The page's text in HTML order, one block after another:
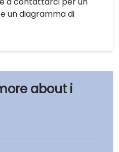
i
un diagramma di